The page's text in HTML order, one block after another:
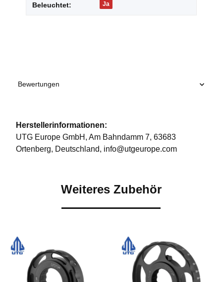
Beleuchtet: Ja
Bewertungen
Herstellerinformationen:
UTG Europe GmbH, Am Bahndamm 7, 63683
Ortenberg, Deutschland, info@utgeurope.com
Weiteres Zubehör